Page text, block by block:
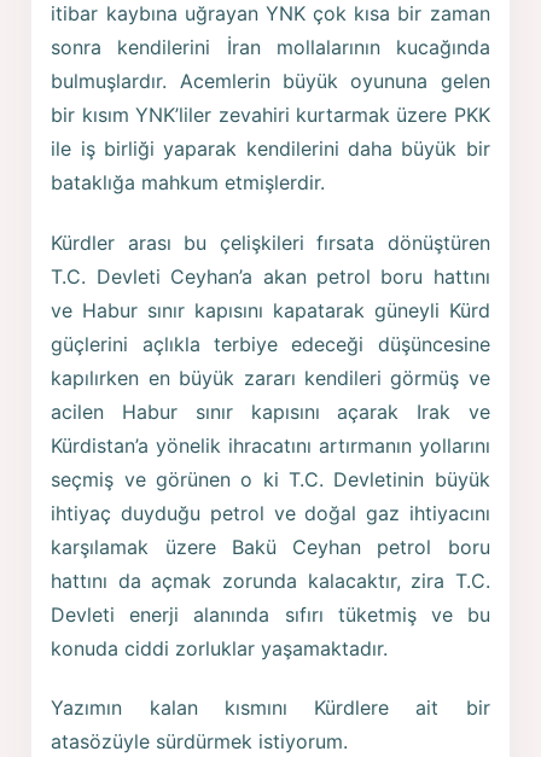
itibar kaybına uğrayan YNK çok kısa bir zaman
sonra kendilerini İran mollalarının kucağında
bulmuşlardır. Acemlerin büyük oyununa gelen
bir kısım YNK’liler zevahiri kurtarmak üzere PKK
ile iş birliği yaparak kendilerini daha büyük bir
bataklığa mahkum etmişlerdir.
Kürdler arası bu çelişkileri fırsata dönüştüren
T.C. Devleti Ceyhan’a akan petrol boru hattını
ve Habur sınır kapısını kapatarak güneyli Kürd
güçlerini açlıkla terbiye edeceği düşüncesine
kapılırken en büyük zararı kendileri görmüş ve
acilen Habur sınır kapısını açarak Irak ve
Kürdistan’a yönelik ihracatını artırmanın yollarını
seçmiş ve görünen o ki T.C. Devletinin büyük
ihtiyaç duyduğu petrol ve doğal gaz ihtiyacını
karşılamak üzere Bakü Ceyhan petrol boru
hattını da açmak zorunda kalacaktır, zira T.C.
Devleti enerji alanında sıfırı tüketmiş ve bu
konuda ciddi zorluklar yaşamaktadır.
Yazımın kalan kısmını Kürdlere ait bir
atasözüyle sürdürmek istiyorum.